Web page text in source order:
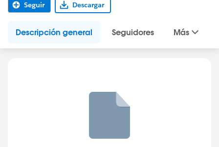
Seguir Descargar
Descripción general Seguidores Más